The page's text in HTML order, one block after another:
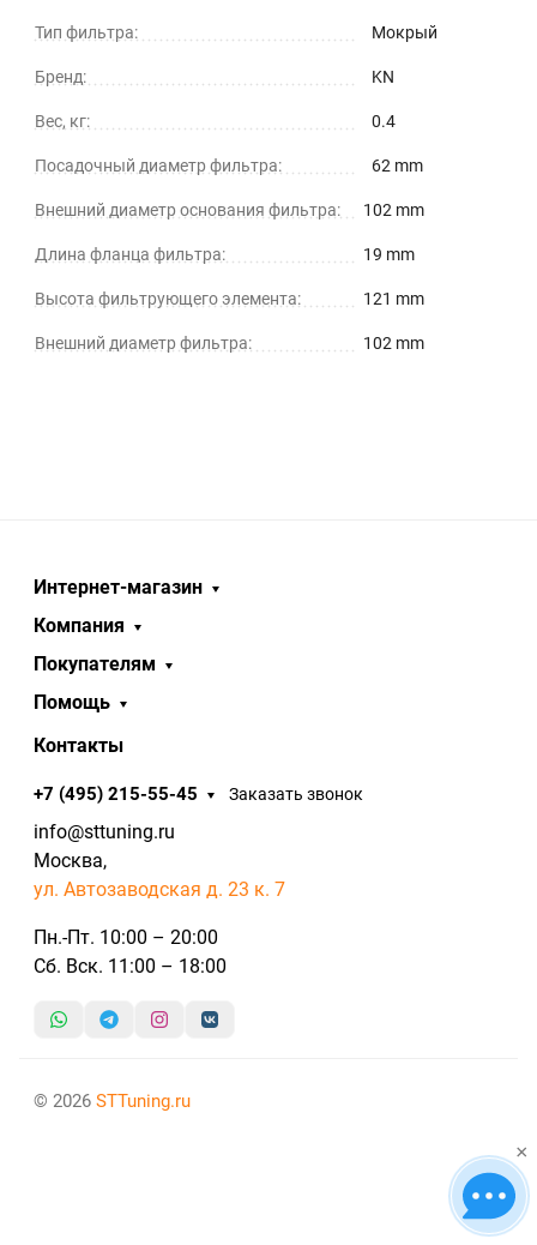
Тип фильтра: Мокрый
Бренд: KN
Вес, кг: 0.4
Посадочный диаметр фильтра: 62 mm
Внешний диаметр основания фильтра: 102 mm
Длина фланца фильтра: 19 mm
Высота фильтрующего элемента: 121 mm
Внешний диаметр фильтра: 102 mm
Интернет-магазин
Компания
Покупателям
Помощь
Контакты
+7 (495) 215-55-45 Заказать звонок
info@sttuning.ru
Москва,
ул. Автозаводская д. 23 к. 7
Пн.-Пт. 10:00 – 20:00
Сб. Вск. 11:00 – 18:00
© 2026 STTuning.ru
×